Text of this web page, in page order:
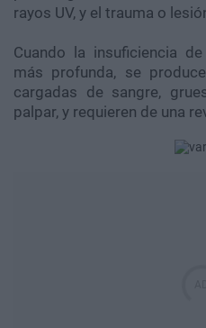
rayos UV, y el trauma o
Cuando la insuficiencia
más profunda, se
cargadas de sangre,
palpar, y requieren de una